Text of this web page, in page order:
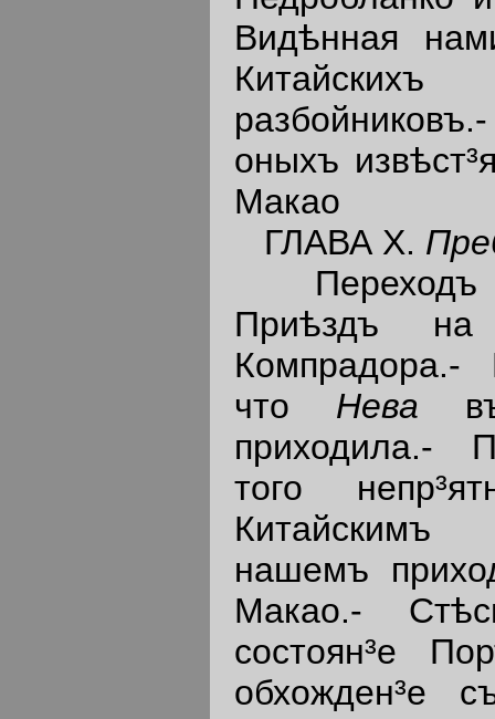
Видѣнная
оныхъ
Макао
ГЛАВА X.
Приѣздъ на
Компрадора.-
что Нева
приходила.-
того
нашемъ
Макао.-
состоян³е
обхожден³е